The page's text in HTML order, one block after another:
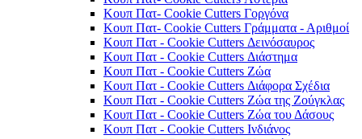
Κουπ Πατ- Cookie Cutters Γοργόνα
Κουπ Πατ- Cookie Cutters Γράμματα - Αριθμοί
Κουπ Πατ - Cookie Cutters Δεινόσαυρος
Κουπ Πατ - Cookie Cutters Διάστημα
Κουπ Πατ - Cookie Cutters Ζώα
Κουπ Πατ - Cookie Cutters Διάφορα Σχέδια
Κουπ Πατ - Cookie Cutters Ζώα της Ζούγκλας
Κουπ Πατ - Cookie Cutters Ζώα του Δάσους
Κουπ Πατ - Cookie Cutters Ινδιάνος